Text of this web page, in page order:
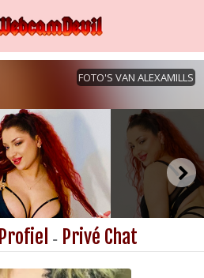
Profiel - Privé Chat